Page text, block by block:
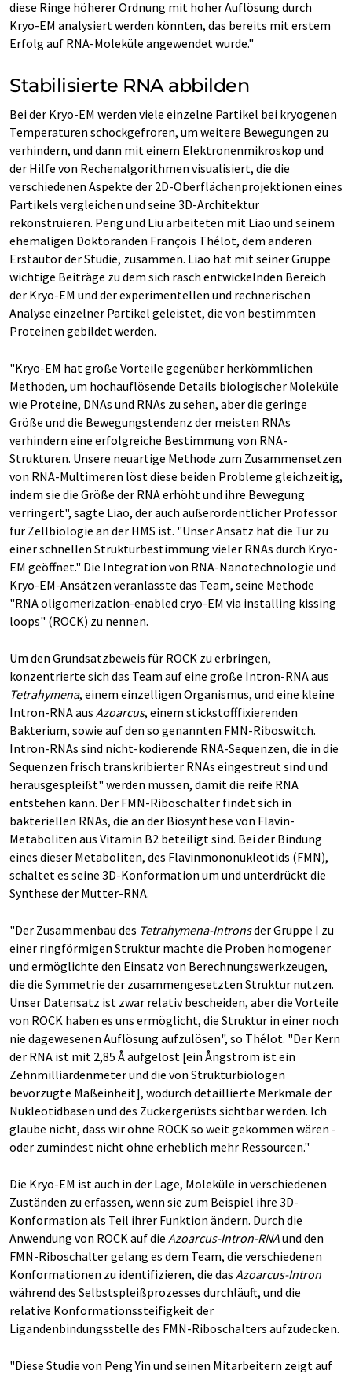
diese Ringe höherer Ordnung mit hoher Auflösung durch
Kryo-EM analysiert werden könnten, das bereits mit erstem
Erfolg auf RNA-Moleküle angewendet wurde."
Stabilisierte RNA abbilden
Bei der Kryo-EM werden viele einzelne Partikel bei kryogenen
Temperaturen schockgefroren, um weitere Bewegungen zu
verhindern, und dann mit einem Elektronenmikroskop und
der Hilfe von Rechenalgorithmen visualisiert, die die
verschiedenen Aspekte der 2D-Oberflächenprojektionen eines
Partikels vergleichen und seine 3D-Architektur
rekonstruieren. Peng und Liu arbeiteten mit Liao und seinem
ehemaligen Doktoranden François Thélot, dem anderen
Erstautor der Studie, zusammen. Liao hat mit seiner Gruppe
wichtige Beiträge zu dem sich rasch entwickelnden Bereich
der Kryo-EM und der experimentellen und rechnerischen
Analyse einzelner Partikel geleistet, die von bestimmten
Proteinen gebildet werden.
"Kryo-EM hat große Vorteile gegenüber herkömmlichen
Methoden, um hochauflösende Details biologischer Moleküle
wie Proteine, DNAs und RNAs zu sehen, aber die geringe
Größe und die Bewegungstendenz der meisten RNAs
verhindern eine erfolgreiche Bestimmung von RNA-
Strukturen. Unsere neuartige Methode zum Zusammensetzen
von RNA-Multimeren löst diese beiden Probleme gleichzeitig,
indem sie die Größe der RNA erhöht und ihre Bewegung
verringert", sagte Liao, der auch außerordentlicher Professor
für Zellbiologie an der HMS ist. "Unser Ansatz hat die Tür zu
einer schnellen Strukturbestimmung vieler RNAs durch Kryo-
EM geöffnet." Die Integration von RNA-Nanotechnologie und
Kryo-EM-Ansätzen veranlasste das Team, seine Methode
"RNA oligomerization-enabled cryo-EM via installing kissing
loops" (ROCK) zu nennen.
Um den Grundsatzbeweis für ROCK zu erbringen,
konzentrierte sich das Team auf eine große Intron-RNA aus
Tetrahymena, einem einzelligen Organismus, und eine kleine
Intron-RNA aus Azoarcus, einem stickstofffixierenden
Bakterium, sowie auf den so genannten FMN-Riboswitch.
Intron-RNAs sind nicht-kodierende RNA-Sequenzen, die in die
Sequenzen frisch transkribierter RNAs eingestreut sind und
herausgespleißt" werden müssen, damit die reife RNA
entstehen kann. Der FMN-Riboschalter findet sich in
bakteriellen RNAs, die an der Biosynthese von Flavin-
Metaboliten aus Vitamin B2 beteiligt sind. Bei der Bindung
eines dieser Metaboliten, des Flavinmononukleotids (FMN),
schaltet es seine 3D-Konformation um und unterdrückt die
Synthese der Mutter-RNA.
"Der Zusammenbau des Tetrahymena-Intronsder Gruppe I zu
einer ringförmigen Struktur machte die Proben homogener
und ermöglichte den Einsatz von Berechnungswerkzeugen,
die die Symmetrie der zusammengesetzten Struktur nutzen.
Unser Datensatz ist zwar relativ bescheiden, aber die Vorteile
von ROCK haben es uns ermöglicht, die Struktur in einer noch
nie dagewesenen Auflösung aufzulösen", so Thélot. "Der Kern
der RNA ist mit 2,85 Å aufgelöst [ein Ångström ist ein
Zehnmilliardenmeter und die von Strukturbiologen
bevorzugte Maßeinheit], wodurch detaillierte Merkmale der
Nukleotidbasen und des Zuckergerüsts sichtbar werden. Ich
glaube nicht, dass wir ohne ROCK so weit gekommen wären -
oder zumindest nicht ohne erheblich mehr Ressourcen."
Die Kryo-EM ist auch in der Lage, Moleküle in verschiedenen
Zuständen zu erfassen, wenn sie zum Beispiel ihre 3D-
Konformation als Teil ihrer Funktion ändern. Durch die
Anwendung von ROCK auf die Azoarcus-Intron-RNAund den
FMN-Riboschalter gelang es dem Team, die verschiedenen
Konformationen zu identifizieren, die das Azoarcus-Intron
während des Selbstspleißprozesses durchläuft, und die
relative Konformationssteifigkeit der
Ligandenbindungsstelle des FMN-Riboschalters aufzudecken.
"Diese Studie von Peng Yin und seinen Mitarbeitern zeigt auf